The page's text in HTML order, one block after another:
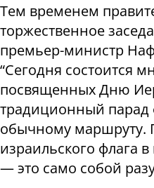
Тем временем
торжественное
премьер-министр
“Сегодня состоится
посвященных Дню
традиционный парад
обычному маршруту.
израильского флага
— это само собой